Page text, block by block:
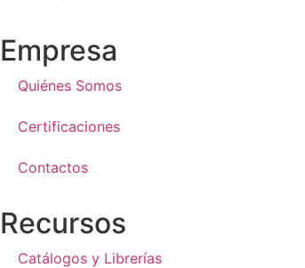
Empresa
Quiénes Somos
Certificaciones
Contactos
Recursos
Catálogos y Librerías